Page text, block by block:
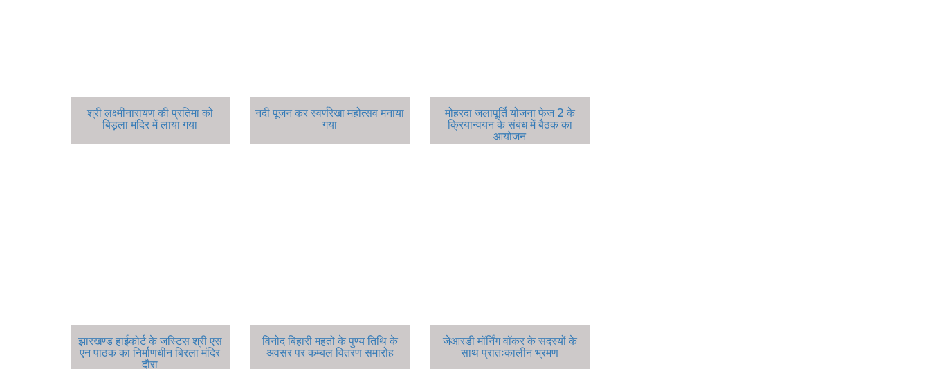
श्री लक्ष्मीनारायण की प्रतिमा को
बिड़ला मंदिर में लाया गया
नदी पूजन कर स्वर्णरेखा महोत्सव मनाया
गया
मोहरदा जलापूर्ति योजना फेज 2 के
क्रियान्वयन के संबंध में बैठक का
आयोजन
झारखण्ड हाईकोर्ट के जस्टिस श्री एस
एन पाठक का निर्माणधीन बिरला मंदिर
दौरा
विनोद बिहारी महतो के पुण्य तिथि के
अवसर पर कम्बल वितरण समारोह
जेआरडी मॉर्निंग वॉकर के सदस्यों के
साथ प्रातःकालीन भ्रमण